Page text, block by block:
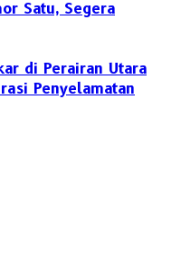
Satu, Segera
di Perairan Utara
Penyelamatan